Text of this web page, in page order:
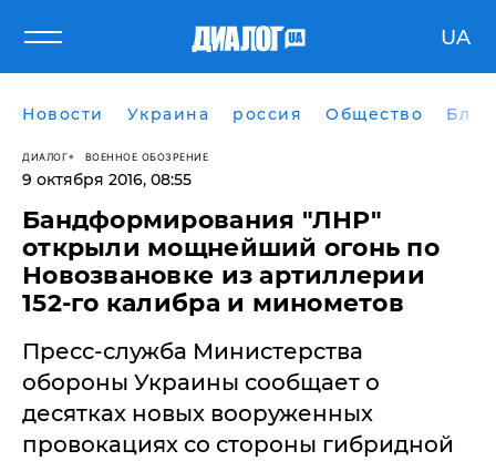
UA
Новости Украина россия Общество
ДИАЛОГ ВОЕННОЕ ОБОЗРЕНИЕ
9 октября 2016, 08:55
Бандформирования "ЛНР"
открыли мощнейший огонь по
Новозвановке из артиллерии
152-го калибра и минометов
Пресс-служба Министерства
обороны Украины сообщает о
десятках новых вооруженных
провокациях со стороны гибридной